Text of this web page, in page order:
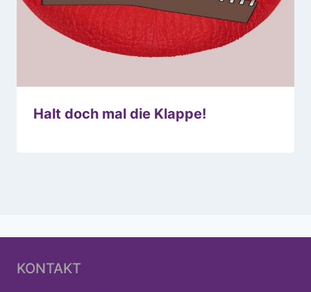
Halt doch mal die Klappe!
KONTAKT